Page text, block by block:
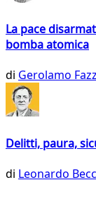
La pace
bomba atomica
di Gerolamo
Delitti, paura,
di Leonardo